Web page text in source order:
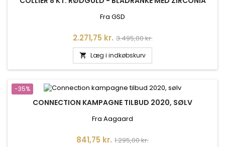
Fra GSD
Pris
2.271,75 kr. Normalpris
3.495,00 kr.
 Læg i indkøbskurv
-35%
CONNECTION KAMPAGNE TILBUD 2020, SØLV
Fra Aagaard
Pris
841,75 kr. Normalpris
1.295,00 kr.